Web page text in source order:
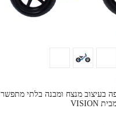
בעיצוב מנצח ומבנה בלתי מתפשר